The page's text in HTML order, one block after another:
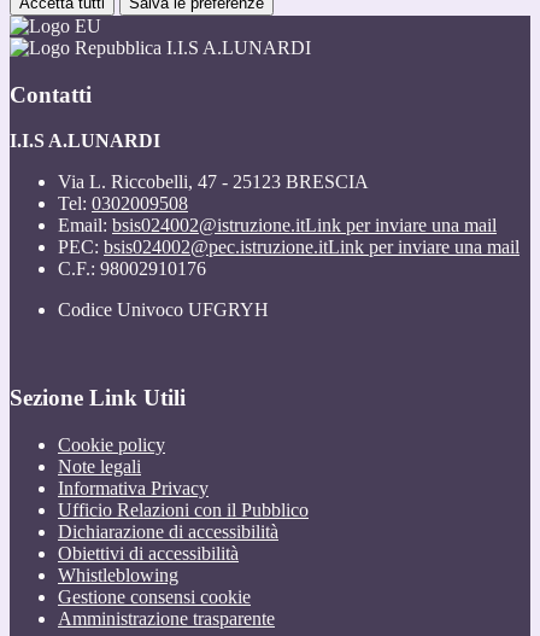
I.I.S A.LUNARDI
Contatti
I.I.S A.LUNARDI
Via L. Riccobelli, 47 - 25123 BRESCIA
Tel: 0302009508
Email: bsis024002@istruzione.itLink per inviare una mail
PEC: bsis024002@pec.istruzione.itLink per inviare una mail
C.F.: 98002910176
Codice Univoco UFGRYH
Sezione Link Utili
Cookie policy
Note legali
Informativa Privacy
Ufficio Relazioni con il Pubblico
Dichiarazione di accessibilità
Obiettivi di accessibilità
Whistleblowing
Gestione consensi cookie
Amministrazione trasparente